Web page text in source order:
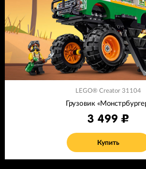
LEGO® Creator 31104
Грузовик
3 499
Купить